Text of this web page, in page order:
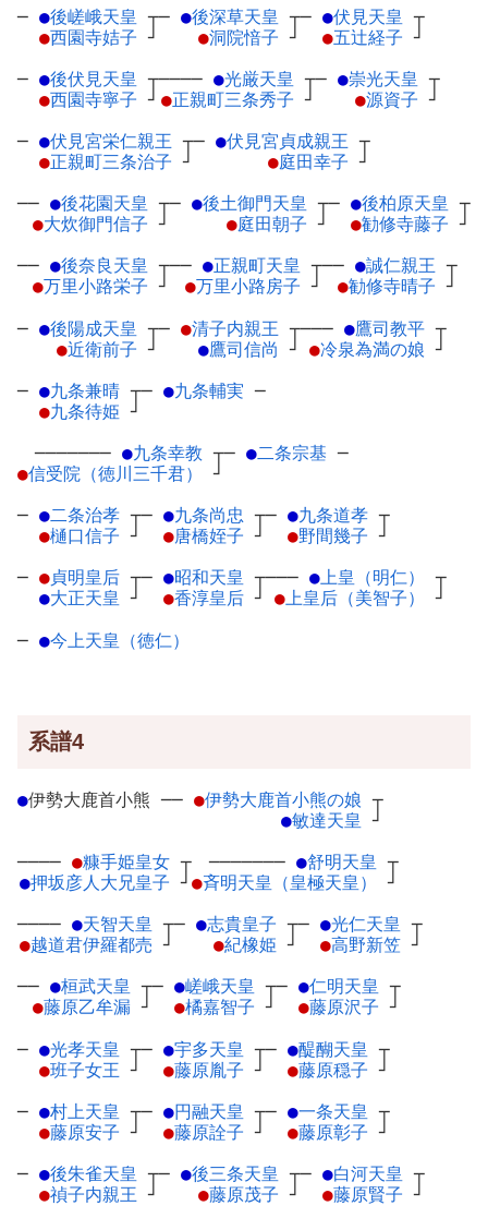
─ ●後嵯峨天皇 ┬
●西園寺姞子 ┘
─ ●後深草天皇 ┬
●洞院愔子 ┘
─ ●伏見天皇 ┬
●五辻経子 ┘
─ ●後伏見天皇 ┬
●西園寺寧子 ┘
──── ●光厳天皇 ┬
●正親町三条秀子 ┘
─ ●崇光天皇 ┬
●源資子 ┘
─ ●伏見宮栄仁親王 ┬
●正親町三条治子 ┘
─ ●伏見宮貞成親王 ┬
●庭田幸子 ┘
── ●後花園天皇 ┬
●大炊御門信子 ┘
─ ●後土御門天皇 ┬
●庭田朝子 ┘
─ ●後柏原天皇 ┬
●勧修寺藤子 ┘
── ●後奈良天皇 ┬
●万里小路栄子 ┘
── ●正親町天皇 ┬
●万里小路房子 ┘
── ●誠仁親王 ┬
●勧修寺晴子 ┘
─ ●後陽成天皇 ┬
●近衛前子 ┘
─ ●清子内親王 ┬
●鷹司信尚 ┘
─── ●鷹司教平 ┬
●冷泉為満の娘 ┘
─ ●九条兼晴 ┬
●九条待姫 ┘
─ ●九条輔実 ─
─────── ●九条幸教 ┬
●信受院（徳川三千君） ┘
─ ●二条宗基 ─
─ ●二条治孝 ┬
●樋口信子 ┘
─ ●九条尚忠 ┬
●唐橋姪子 ┘
─ ●九条道孝 ┬
●野間幾子 ┘
─ ●貞明皇后 ┬
●大正天皇 ┘
─ ●昭和天皇 ┬
●香淳皇后 ┘
─── ●上皇（明仁）
┬
●上皇后（美智子） ┘
─ ●今上天皇（徳仁）
系譜4
●伊勢大鹿首小熊 ── ●伊勢大鹿首小熊の娘 ┬
●敏達天皇 ┘
──── ●糠手姫皇女 ┬
●押坂彦人大兄皇子 ┘
─────── ●舒明天皇 ┬
●斉明天皇（皇極天皇） ┘
──── ●天智天皇 ┬
●越道君伊羅都売 ┘
─ ●志貴皇子 ┬
●紀橡姫 ┘
─ ●光仁天皇 ┬
●高野新笠 ┘
── ●桓武天皇 ┬
●藤原乙牟漏 ┘
─ ●嵯峨天皇 ┬
●橘嘉智子 ┘
─ ●仁明天皇 ┬
●藤原沢子 ┘
─ ●光孝天皇 ┬
●班子女王 ┘
─ ●宇多天皇 ┬
●藤原胤子 ┘
─ ●醍醐天皇 ┬
●藤原穏子 ┘
─ ●村上天皇 ┬
●藤原安子 ┘
─ ●円融天皇 ┬
●藤原詮子 ┘
─ ●一条天皇 ┬
●藤原彰子 ┘
─ ●後朱雀天皇 ┬
●禎子内親王 ┘
─ ●後三条天皇 ┬
●藤原茂子 ┘
─ ●白河天皇 ┬
●藤原賢子 ┘